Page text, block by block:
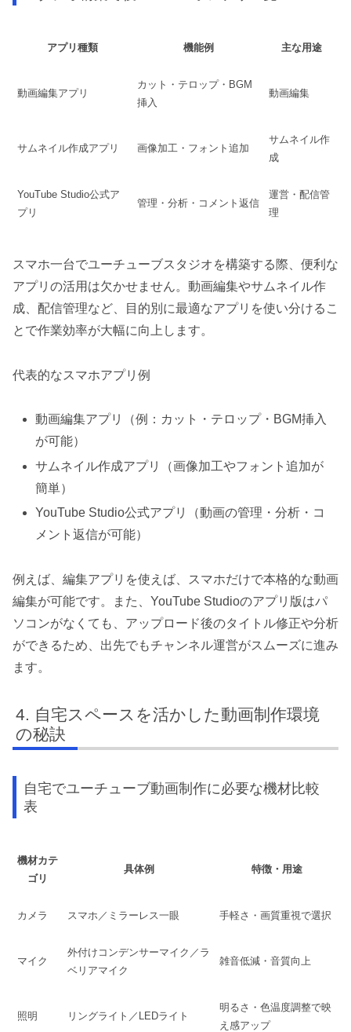
アプリ種類 機能例 主な用途
動画編集アプリ
カット・テロップ・BGM
挿入
動画編集
サムネイル作成アプリ 画像加工・フォント追加
サムネイル作
成
YouTube Studio公式ア
プリ
管理・分析・コメント返信
運営・配信管
理
スマホ一台でユーチューブスタジオを構築する際、便利な
アプリの活用は欠かせません。動画編集やサムネイル作
成、配信管理など、目的別に最適なアプリを使い分けるこ
とで作業効率が大幅に向上します。
代表的なスマホアプリ例
動画編集アプリ（例：カット・テロップ・BGM挿入
が可能）
サムネイル作成アプリ（画像加工やフォント追加が
簡単）
YouTube Studio公式アプリ（動画の管理・分析・コ
メント返信が可能）
例えば、編集アプリを使えば、スマホだけで本格的な動画
編集が可能です。また、YouTube Studioのアプリ版はパ
ソコンがなくても、アップロード後のタイトル修正や分析
ができるため、出先でもチャンネル運営がスムーズに進み
ます。
自宅スペースを活かした動画制作環境
の秘訣
自宅でユーチューブ動画制作に必要な機材比較
表
機材カテ
ゴリ
具体例 特徴・用途
カメラ スマホ／ミラーレス一眼 手軽さ・画質重視で選択
マイク
外付けコンデンサーマイク／ラ
ベリアマイク
雑音低減・音質向上
照明 リングライト／LEDライト
明るさ・色温度調整で映
え感アップ